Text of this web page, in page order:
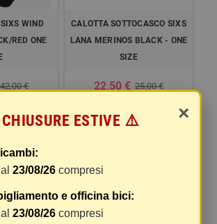
WIND
RED ONE
42,00 €
CALOTTA SOTTOCASCO SIXS
LANA MERINOS BLACK - ONE
SIZE
22,50 € 25,00 €
×
ESTIVE ⚠️
al23/08/26 compresi
e officina bici:
al23/08/26 compresi